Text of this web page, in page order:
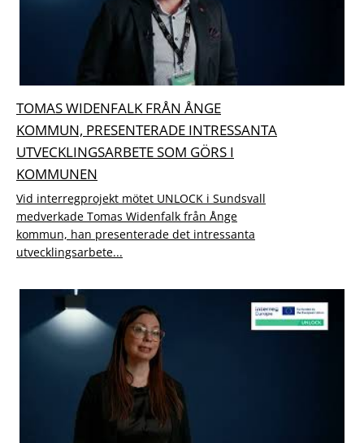
TOMAS WIDENFALK FRÅN ÅNGE
KOMMUN, PRESENTERADE INTRESSANTA
UTVECKLINGSARBETE SOM GÖRS I
KOMMUNEN
Vid interregprojekt mötet UNLOCK i Sundsvall
medverkade Tomas Widenfalk från Ånge
kommun, han presenterade det intressanta
utvecklingsarbete...